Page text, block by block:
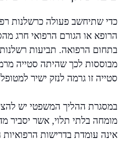
כדי שתיחשב פעולה כרשלנות
הרופא או הגורם הרפואי חרג
בתחום הרפואה. תביעות
מבוססות לכך שהיתה סטייה
סטייה זו גרמה לנזק ישיר
במסגרת ההליך המשפטי יש
מומחה בלתי תלוי, אשר יסביר
אינה עומדת בדרישות